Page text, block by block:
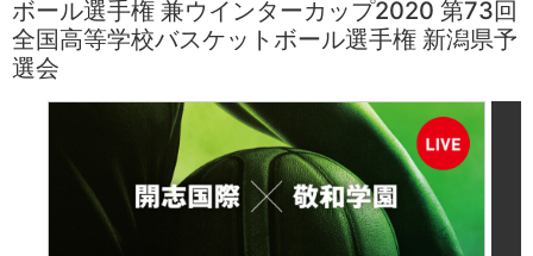
ボール選手権 兼ウインターカップ2020 第73回
全国高等学校バスケットボール選手権 新潟県予
選会